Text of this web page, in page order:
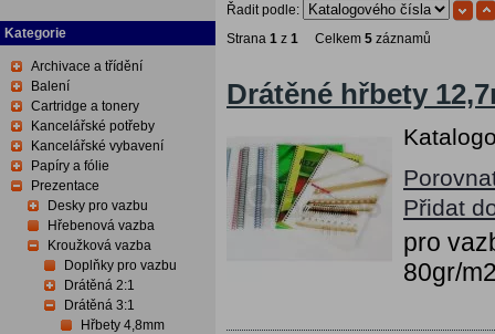
Kategorie
Archivace a třídění
Balení
Cartridge a tonery
Kancelářské potřeby
Kancelářské vybavení
Papíry a fólie
Prezentace
Desky pro vazbu
Hřebenová vazba
Kroužková vazba
Doplňky pro vazbu
Drátěná 2:1
Drátěná 3:1
Hřbety 4,8mm
Řadit podle:
Strana 1 z 1 Celkem 5 záznamů
Drátěné hřbety
Přidat
pro
80gr/